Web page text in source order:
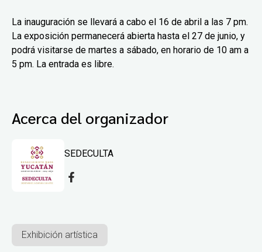
La inauguración se llevará a cabo el 16 de abril a las 7 pm.
La exposición permanecerá abierta hasta el 27 de junio, y
podrá visitarse de martes a sábado, en horario de 10 am a
5 pm. La entrada es libre.
Acerca del organizador
SEDECULTA
Exhibición artística